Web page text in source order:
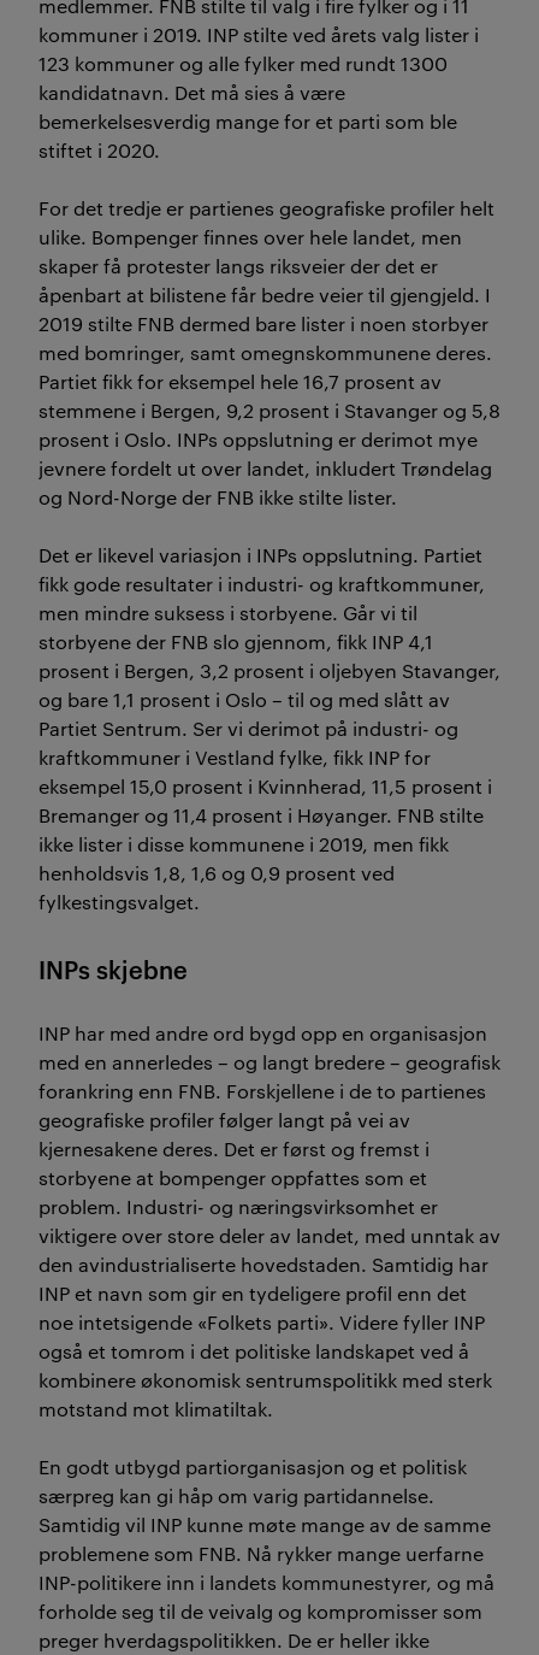
medlemmer. FNB stilte til valg i fire fylker og i 11
kommuner i 2019. INP stilte ved årets valg lister i
123 kommuner og alle fylker med rundt 1300
kandidatnavn. Det må sies å være
bemerkelsesverdig mange for et parti som ble
stiftet i 2020.
For det tredje er partienes geografiske profiler helt
ulike. Bompenger finnes over hele landet, men
skaper få protester langs riksveier der det er
åpenbart at bilistene får bedre veier til gjengjeld. I
2019 stilte FNB dermed bare lister i noen storbyer
med bomringer, samt omegnskommunene deres.
Partiet fikk for eksempel hele 16,7 prosent av
stemmene i Bergen, 9,2 prosent i Stavanger og 5,8
prosent i Oslo. INPs oppslutning er derimot mye
jevnere fordelt ut over landet, inkludert Trøndelag
og Nord-Norge der FNB ikke stilte lister.
Det er likevel variasjon i INPs oppslutning. Partiet
fikk gode resultater i industri- og kraftkommuner,
men mindre suksess i storbyene. Går vi til
storbyene der FNB slo gjennom, fikk INP 4,1
prosent i Bergen, 3,2 prosent i oljebyen Stavanger,
og bare 1,1 prosent i Oslo – til og med slått av
Partiet Sentrum. Ser vi derimot på industri- og
kraftkommuner i Vestland fylke, fikk INP for
eksempel 15,0 prosent i Kvinnherad, 11,5 prosent i
Bremanger og 11,4 prosent i Høyanger. FNB stilte
ikke lister i disse kommunene i 2019, men fikk
henholdsvis 1,8, 1,6 og 0,9 prosent ved
fylkestingsvalget.
INPs skjebne
INP har med andre ord bygd opp en organisasjon
med en annerledes – og langt bredere – geografisk
forankring enn FNB. Forskjellene i de to partienes
geografiske profiler følger langt på vei av
kjernesakene deres. Det er først og fremst i
storbyene at bompenger oppfattes som et
problem. Industri- og næringsvirksomhet er
viktigere over store deler av landet, med unntak av
den avindustrialiserte hovedstaden. Samtidig har
INP et navn som gir en tydeligere profil enn det
noe intetsigende «Folkets parti». Videre fyller INP
også et tomrom i det politiske landskapet ved å
kombinere økonomisk sentrumspolitikk med sterk
motstand mot klimatiltak.
En godt utbygd partiorganisasjon og et politisk
særpreg kan gi håp om varig partidannelse.
Samtidig vil INP kunne møte mange av de samme
problemene som FNB. Nå rykker mange uerfarne
INP-politikere inn i landets kommunestyrer, og må
forholde seg til de veivalg og kompromisser som
preger hverdagspolitikken. De er heller ikke